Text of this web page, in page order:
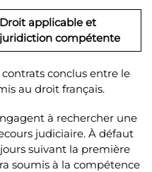
Droit applicable et
juridiction compétente
contrats conclus entre le
au droit français.
à rechercher une
judiciaire. À défaut
suivant la première
soumis à la compétence